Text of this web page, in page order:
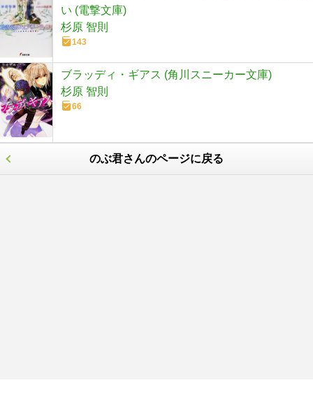
い (電撃文庫)
杉原 智則
143
ブラッディ・ギアス (角川スニーカー文庫)
杉原 智則
66
のぶ君さんのページに戻る